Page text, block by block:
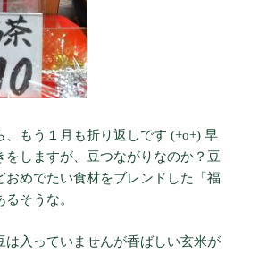
、もう１月も折り返しです (+o+) 早
をしますが、豆つながりなのか？豆
おめでたい食材をブレンドした「福
そうな。
は入っていませんが香ばしい玄米が